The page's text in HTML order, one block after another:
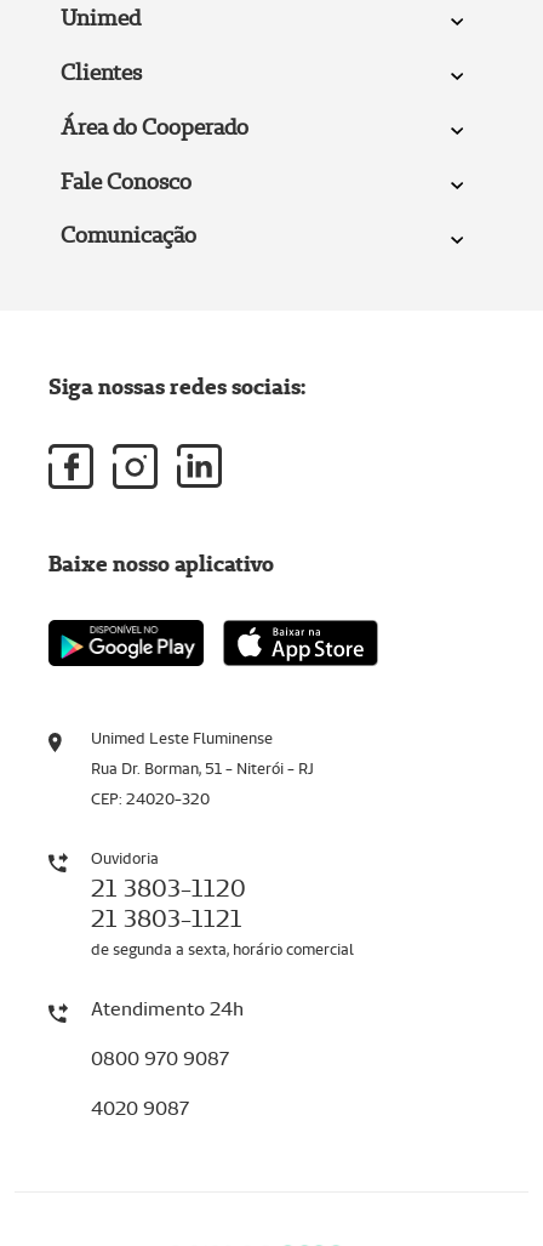
Unimed
Clientes
Área do Cooperado
Fale Conosco
Comunicação
Unimed Leste Fluminense
Rua Dr. Borman, 51 - Niterói - RJ
CEP: 24020-320
Ouvidoria
21 3803-1120
21 3803-1121
de segunda a sexta, horário comercial
Atendimento 24h
0800 970 9087
4020 9087
Siga nossas redes sociais:
Baixe nosso aplicativo